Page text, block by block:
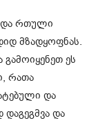
და რთული
მზადყოფნას.
ეს
რათა
და
და